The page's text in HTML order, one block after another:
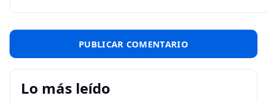
Lo más leído